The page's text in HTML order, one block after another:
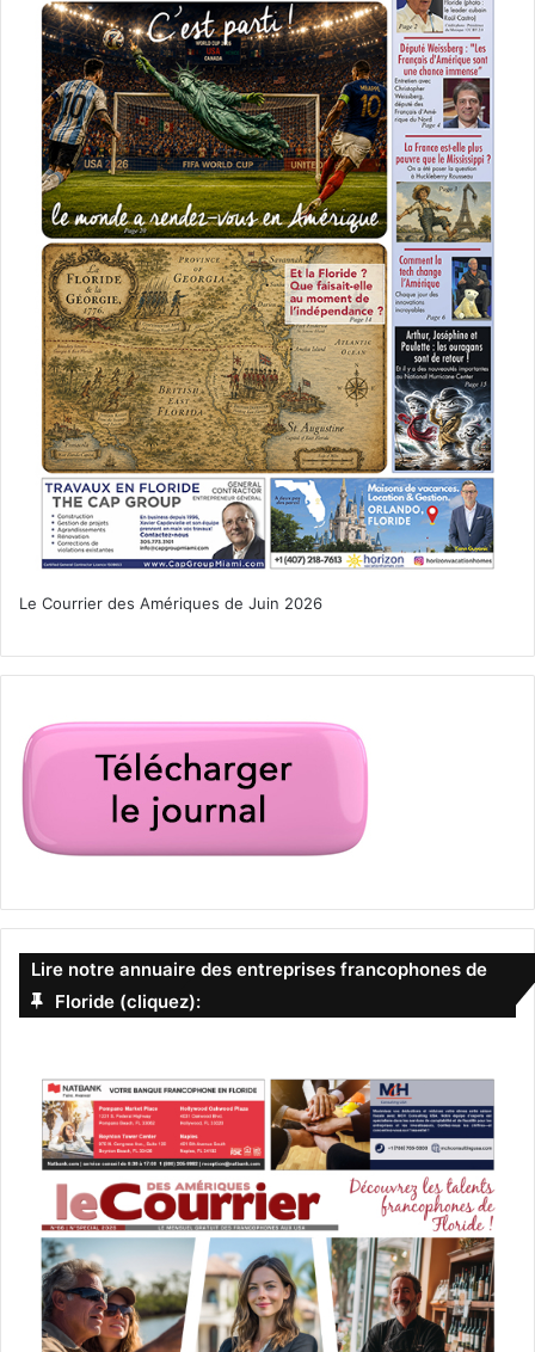
Le Courrier des Amériques de Juin 2026
Lire notre annuaire des entreprises francophones de
Floride (cliquez):